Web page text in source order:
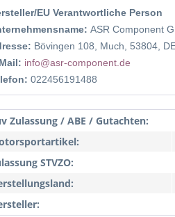
EU Verantwortliche Person
ASR Component
Bövingen 108, Much, 53804,
info@asr-component.de
022456191488
Zulassung / ABE / Gutachten:
STVZO: